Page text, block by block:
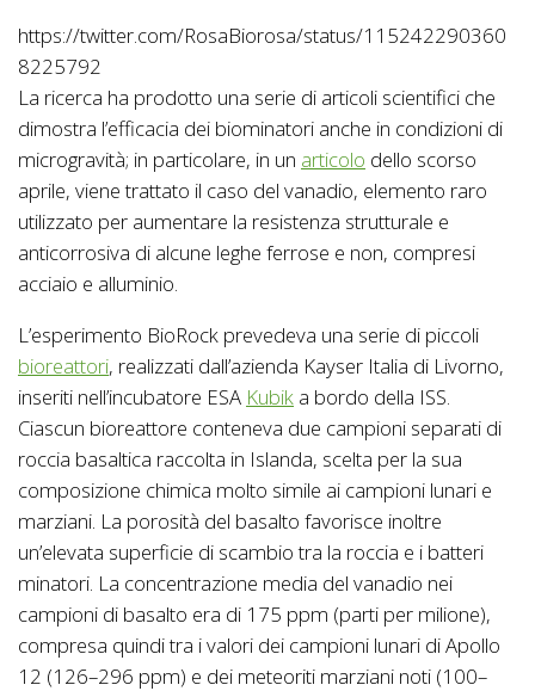
https://twitter.com/RosaBiorosa/status/115242290360
8225792
La ricerca ha prodotto una serie di articoli scientifici che
dimostra l’efficacia dei biominatori anche in condizioni di
microgravità; in particolare, in un articolo dello scorso
aprile, viene trattato il caso del vanadio, elemento raro
utilizzato per aumentare la resistenza strutturale e
anticorrosiva di alcune leghe ferrose e non, compresi
acciaio e alluminio.
L’esperimento BioRock prevedeva una serie di piccoli
bioreattori, realizzati dall’azienda Kayser Italia di Livorno,
inseriti nell’incubatore ESA Kubik a bordo della ISS.
Ciascun bioreattore conteneva due campioni separati di
roccia basaltica raccolta in Islanda, scelta per la sua
composizione chimica molto simile ai campioni lunari e
marziani. La porosità del basalto favorisce inoltre
un’elevata superficie di scambio tra la roccia e i batteri
minatori. La concentrazione media del vanadio nei
campioni di basalto era di 175 ppm (parti per milione),
compresa quindi tra i valori dei campioni lunari di Apollo
12 (126–296 ppm) e dei meteoriti marziani noti (100–